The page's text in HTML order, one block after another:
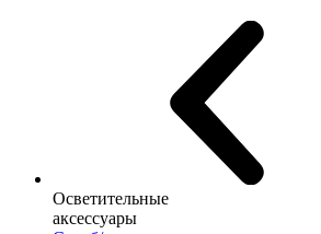
Осветительные
аксессуары